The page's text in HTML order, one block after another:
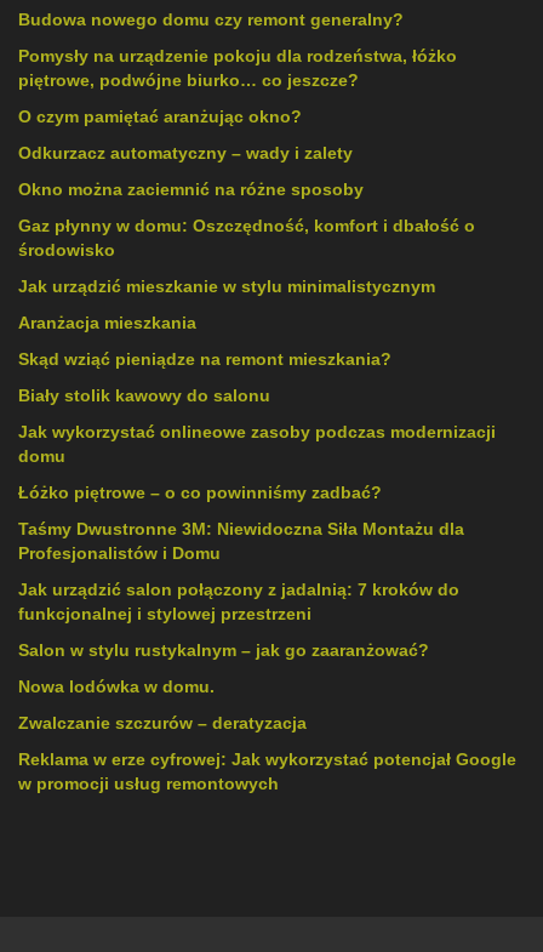
Budowa nowego domu czy remont generalny?
Pomysły na urządzenie pokoju dla rodzeństwa, łóżko
piętrowe, podwójne biurko… co jeszcze?
O czym pamiętać aranżując okno?
Odkurzacz automatyczny – wady i zalety
Okno można zaciemnić na różne sposoby
Gaz płynny w domu: Oszczędność, komfort i dbałość o
środowisko
Jak urządzić mieszkanie w stylu minimalistycznym
Aranżacja mieszkania
Skąd wziąć pieniądze na remont mieszkania?
Biały stolik kawowy do salonu
Jak wykorzystać onlineowe zasoby podczas modernizacji
domu
Łóżko piętrowe – o co powinniśmy zadbać?
Taśmy Dwustronne 3M: Niewidoczna Siła Montażu dla
Profesjonalistów i Domu
Jak urządzić salon połączony z jadalnią: 7 kroków do
funkcjonalnej i stylowej przestrzeni
Salon w stylu rustykalnym – jak go zaaranżować?
Nowa lodówka w domu.
Zwalczanie szczurów – deratyzacja
Reklama w erze cyfrowej: Jak wykorzystać potencjał Google
w promocji usług remontowych